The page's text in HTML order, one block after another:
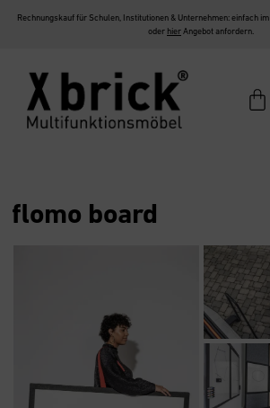
Rechnungskauf für Schulen, Institutionen & Unternehmen: einfach im
oder hier Angebot anfordern.
flomo board